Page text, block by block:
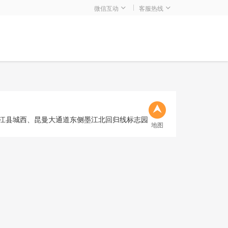
微信互动 客服热线
县城西、昆曼大通道东侧墨江北回归线标志园
地图